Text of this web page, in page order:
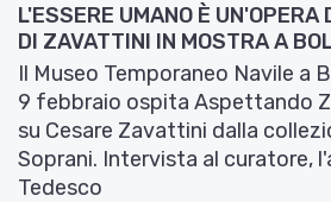
L'ESSERE UMANO È UN'OPERA
DI ZAVATTINI IN MOSTRA A
Il Museo Temporaneo Navile a
9 febbraio ospita Aspettando
su Cesare Zavattini dalla
Soprani. Intervista al curatore,
Tedesco